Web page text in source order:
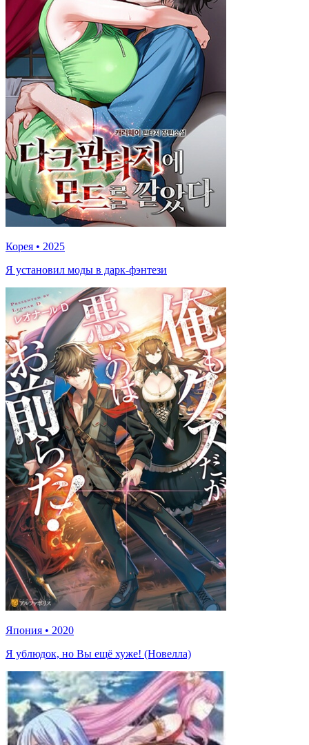
Корея • 2025
Я установил моды в дарк-фэнтези
Япония • 2020
Я ублюдок, но Вы ещё хуже! (Новелла)